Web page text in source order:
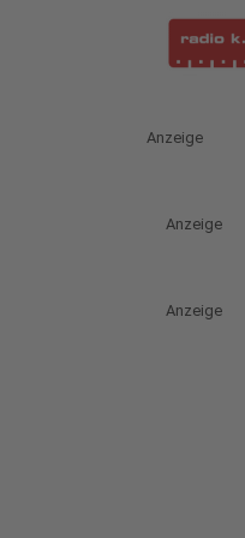
Anzeige
Anzeige
Anzeige